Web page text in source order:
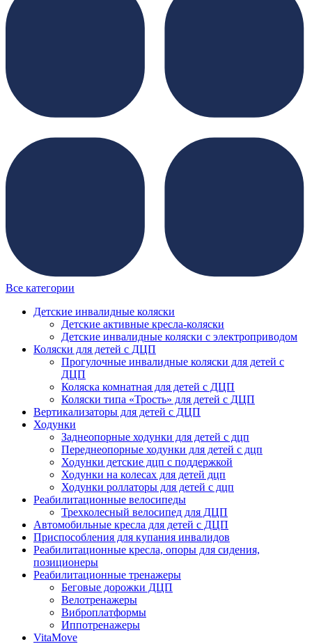
Все категории
Детские инвалидные коляски
Детские активные кресла-коляски
Детские инвалидные коляски с электроприводом
Коляски для детей с ДЦП
Прогулочные инвалидные коляски для детей с
ДЦП
Коляска комнатная для детей с ДЦП
Коляски типа «Трость» для детей с ДЦП
Вертикализаторы для детей с ДЦП
Ходунки
Заднеопорные ходунки для детей с дцп
Переднеопорные ходунки для детей с дцп
Ходунки детские дцп с поддержкой
Ходунки на колесах для детей дцп
Ходунки роллаторы для детей с дцп
Реабилитационные велосипеды
Трехколесный велосипед для ДЦП
Автомобильные кресла для детей с ДЦП
Приспособления для купания инвалидов
Реабилитационные кресла, опоры для сидения,
позиционеры
Реабилитационные тренажеры
Беговые дорожки ДЦП
Велотренажеры
Виброплатформы
Иппотренажеры
VitaMove